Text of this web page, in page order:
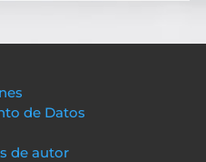
de Datos
de autor